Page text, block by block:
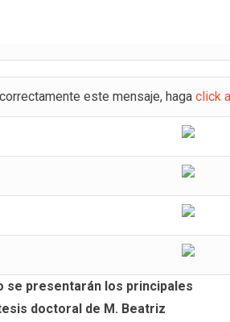
este mensaje, hagaclick
se presentarán los principales
doctoral de M. Beatriz